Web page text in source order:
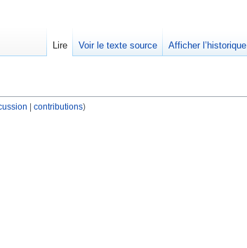
contributions)
Lire Voir le texte source Afficher l’historique